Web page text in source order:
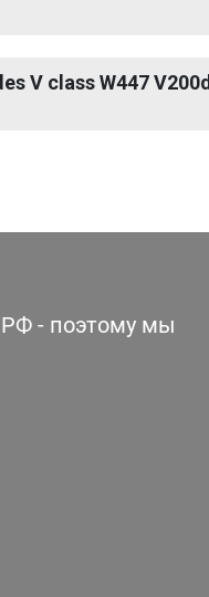
V class W447 V200d
- поэтому мы